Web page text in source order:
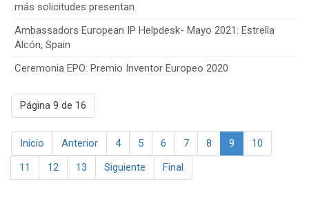
más solicitudes presentan
Ambassadors European IP Helpdesk- Mayo 2021: Estrella
Alcón, Spain
Ceremonia EPO: Premio Inventor Europeo 2020
Página 9 de 16
Inicio Anterior 4 5 6 7 8 9
10
11
12 13 Siguiente Final